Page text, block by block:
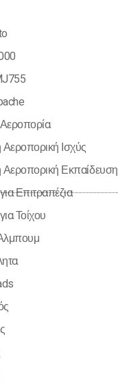
Αεροπορική Ισχύς
Αεροπορική Εκπαίδευση
Επιτραπέζια
Τοίχου